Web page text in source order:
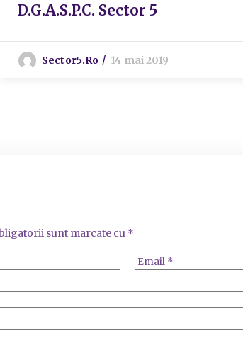
D.G.A.S.P.C. Sector 5
Sector5.ro 14 mai 2019
sunt marcate cu *